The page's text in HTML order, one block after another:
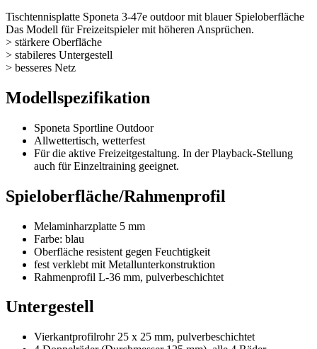
Tischtennisplatte Sponeta 3-47e outdoor mit blauer Spieloberfläche
Das Modell für Freizeitspieler mit höheren Ansprüchen.
> stärkere Oberfläche
> stabileres Untergestell
> besseres Netz
Modellspezifikation
Sponeta Sportline Outdoor
Allwettertisch, wetterfest
Für die aktive Freizeitgestaltung. In der Playback-Stellung
auch für Einzeltraining geeignet.
Spieloberfläche/Rahmenprofil
Melaminharzplatte 5 mm
Farbe: blau
Oberfläche resistent gegen Feuchtigkeit
fest verklebt mit Metallunterkonstruktion
Rahmenprofil L-36 mm, pulverbeschichtet
Untergestell
Vierkantprofilrohr 25 x 25 mm, pulverbeschichtet